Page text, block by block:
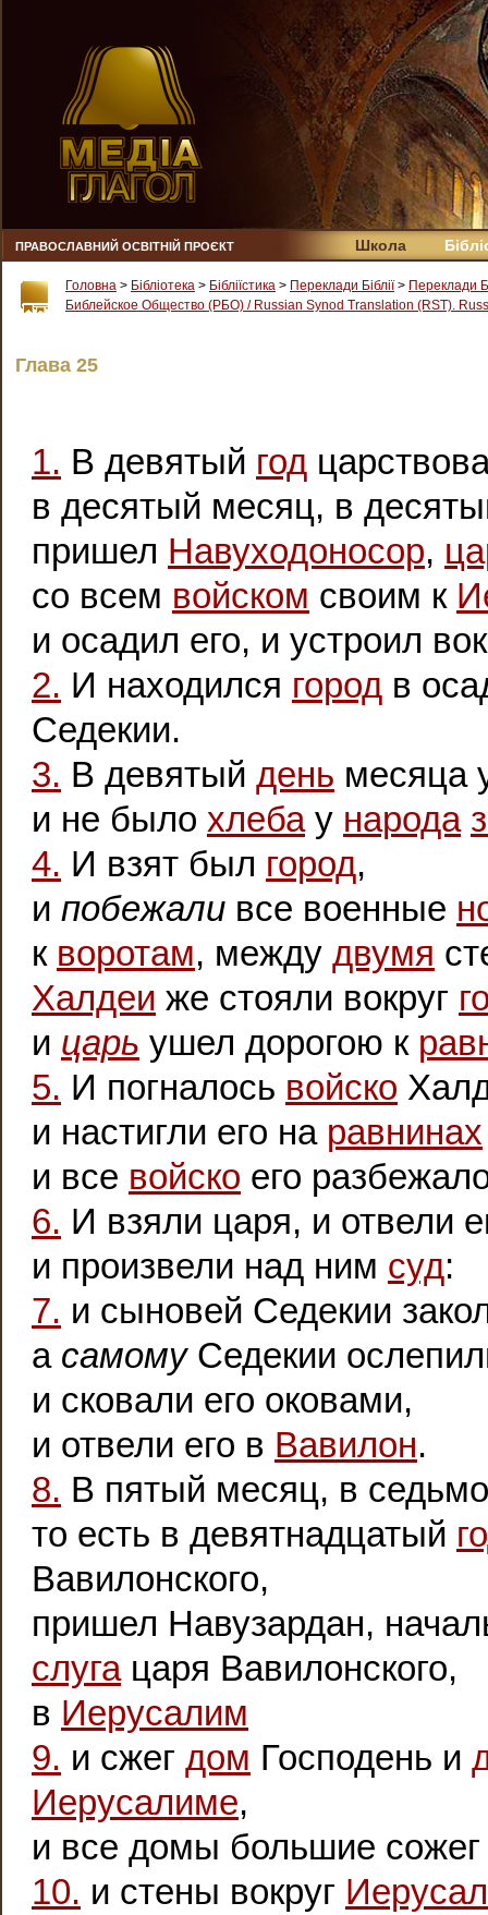
ПРАВОСЛАВНИЙ ОСВІТНІЙ ПРОЄКТ Школа
Головна > Бібліотека > Бібліїстика > Переклади Біблії> Переклади
Библейское Общество (РБО) / Russian Synod Translation (RST).
Глава 25
1. В девятый год
в десятый месяц, в
пришел Навуходоносор,
со всем войском своим к
и осадил его, и устроил
2. И находился город в
Седекии.
3. В девятый день месяца
и не было хлебау народа
4. И взят был город,
и побежали все военные
к воротам, между двумя
Халдеи же стояли вокруг
и царь ушел дорогою к
5. И погналось войско
и настигли его на равнинах
и все войско его
6. И взяли царя, и отвели
и произвели над ним суд:
7. и сыновей Седекии
а самомуСедекии
и сковали его оковами,
и отвели его в Вавилон.
8. В пятый месяц, в
то есть в девятнадцатый
Вавилонского,
пришел Навузардан,
слугацаря Вавилонского,
в Иерусалим
9. и сжег дом Господень и
Иерусалиме,
и все домы большие сожег
10. и стены вокруг